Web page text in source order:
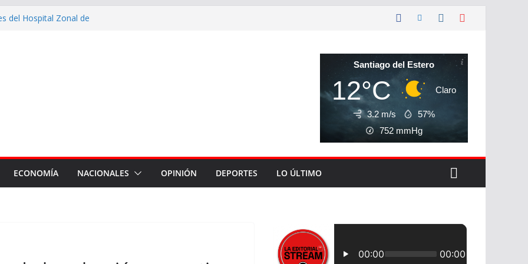
del Hospital Zonal de
de calles con
Vinalar, Juan XXIII y
pluviales
en Fernández
Santiago del Estero
12°C Claro
3.2 m/s
57%
752 mmHg
ECONOMÍA NACIONALES OPINIÓN DEPORTES LO ÚLTIMO